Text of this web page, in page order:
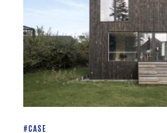
#CASE